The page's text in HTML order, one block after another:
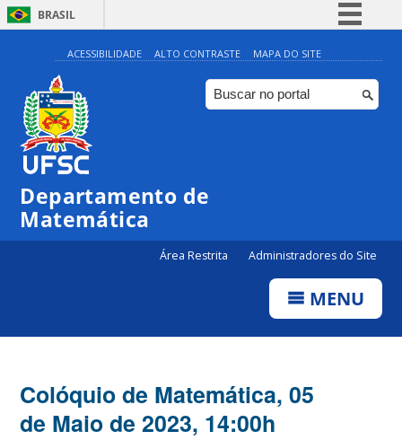
BRASIL
Simplifique!
Comunica BR
Participe
ACESSIBILIDADE ALTO CONTRASTE MAPA DO SITE
Departamento de
Matemática
Área Restrita Administradores do Site
MENU
Colóquio de Matemática, 05
de Maio de 2023, 14:00h